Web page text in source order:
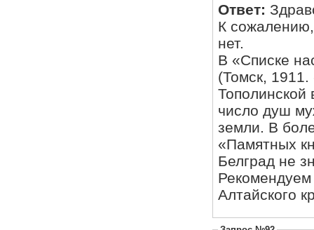
Ответ:
К
нет.
В «Списке
(Томск, 1911.
Тополинской
число душ
земли. В
«Памятных
Белград не
Алтайского